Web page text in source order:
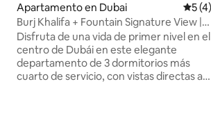
Apartamento en Dubai
5 (4)
Burj Khalifa + Fountain Signature View |
Vista Luxe
Disfruta de una vida de primer nivel en el
centro de Dubái en este elegante
departamento de 3 dormitorios más
cuarto de servicio, con vistas directas al